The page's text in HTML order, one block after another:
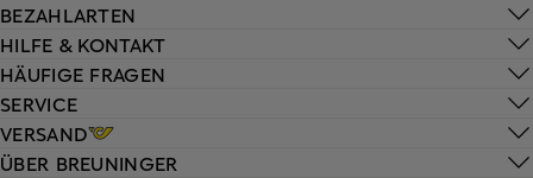
HILFE & KONTAKT
HÄUFIGE FRAGEN
SERVICE
VERSAND
BEZAHLARTEN
ÜBER BREUNINGER